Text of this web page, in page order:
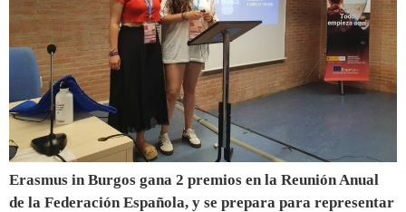
Erasmus in Burgos gana 2 premios en la Reunión Anual
de la Federación Española, y se prepara para representar